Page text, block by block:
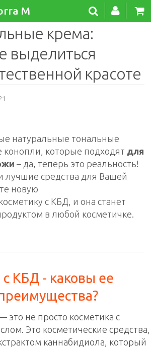
крема:
выделиться
красоте
натуральные тональные
конопли, которые подходят для
– да, теперь это реальность!
лучшие средства для Вашей
новую
с КБД, и она станет
в любой косметичке.
КБД - каковы ее
это не просто косметика с
Это косметические средства,
каннабидиола, который